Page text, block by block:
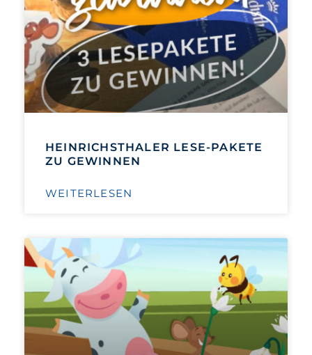
HEINRICHSTHALER LESE-PAKETE
ZU GEWINNEN
WEITERLESEN